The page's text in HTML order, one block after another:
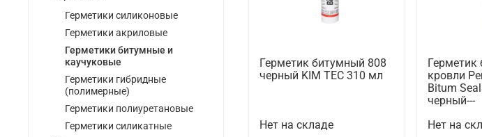
Герметик битумный 808
черный KIM TEC 310 мл
Нет на складе
кровли
Bitum
черный---
Нет на
Герметики силиконовые
Герметики акриловые
Герметики битумные и
каучуковые
Герметики гибридные
(полимерные)
Герметики полиуретановые
Герметики силикатные